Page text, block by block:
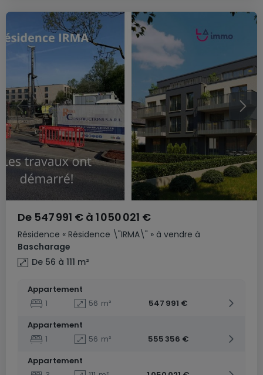
Résidence « Résidence \"IRMA\" » à vendre à
Bascharage
De 547 991 € à 1 050 021 €
De 56 à 111 m²
Appartement
1
56 m²
547 991 €
Appartement
1
56 m²
555 356 €
Appartement